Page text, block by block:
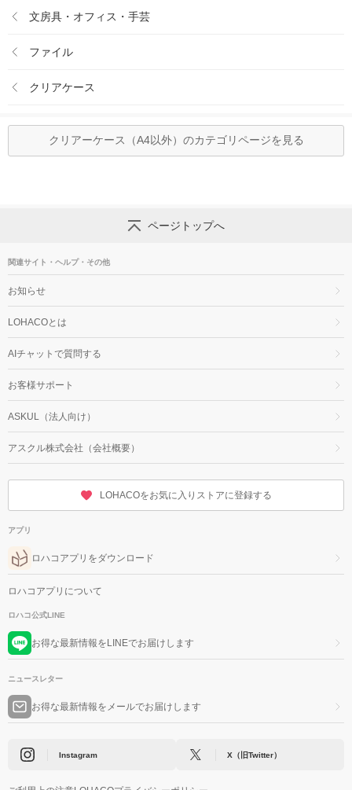
文房具・オフィス・手芸
ファイル
クリアケース
クリアーケース（A4以外）のカテゴリページを見る
ページトップへ
関連サイト・ヘルプ・その他
お知らせ
LOHACOとは
AIチャットで質問する
お客様サポート
ASKUL（法人向け）
アスクル株式会社（会社概要）
LOHACOをお気に入りストアに登録する
アプリ
ロハコアプリをダウンロード
ロハコアプリについて
ロハコ公式LINE
お得な最新情報をLINEでお届けします
ニュースレター
お得な最新情報をメールでお届けします
Instagram X（旧Twitter）